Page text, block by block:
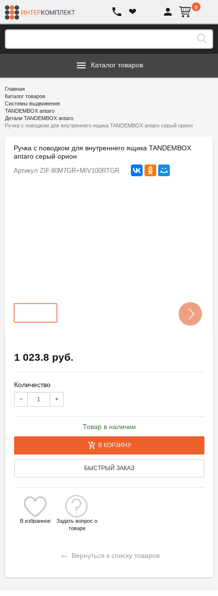
❤ 0
Каталог товаров
Главная
Каталог товаров
Системы выдвижения
TANDEMBOX antaro
Детали TANDEMBOX antaro
Ручка с поводком для внутреннего ящика TANDEMBOX antaro серый орион
Ручка с поводком для внутреннего ящика TANDEMBOX
antaro серый орион
Артикул ZIF.80M7GR+MIV100RTGR
1 023.8 руб.
Количество
− +
Товар в наличии
В КОРЗИНУ
БЫСТРЫЙ ЗАКАЗ
В избранное
Задать вопрос о
товаре
← Вернуться к списку товаров